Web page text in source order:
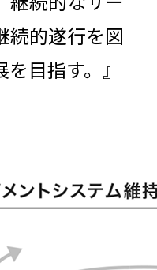
続的遂行を図
目指す。』